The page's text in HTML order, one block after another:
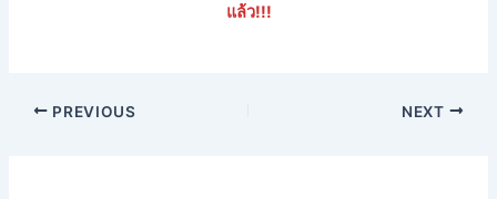
แล้ว!!!
PREVIOUS NEXT